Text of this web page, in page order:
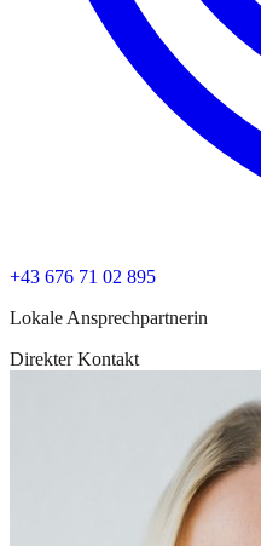
+43 676 71 02 895
Lokale Ansprechpartnerin
Direkter Kontakt